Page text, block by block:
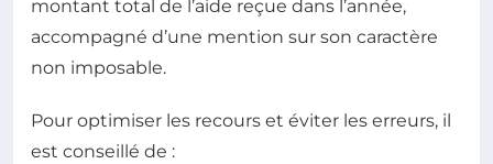
montant total de l’aide reçue dans l’année,
accompagné d’une mention sur son caractère
non imposable.
Pour optimiser les recours et éviter les erreurs, il
est conseillé de :